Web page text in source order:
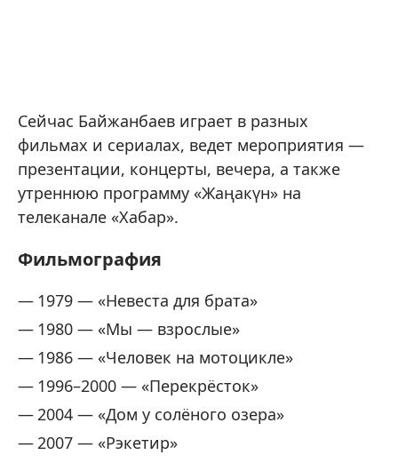
Сейчас Байжанбаев играет в разных
фильмах и сериалах, ведет мероприятия —
презентации, концерты, вечера, а также
утреннюю программу «Жаңакүн» на
телеканале «Хабар».
Фильмография
1979 — «Невеста для брата»
1980 — «Мы — взрослые»
1986 — «Человек на мотоцикле»
1996–2000 — «Перекрёсток»
2004 — «Дом у солёного озера»
2007 — «Рэкетир»